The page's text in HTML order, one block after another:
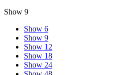
Show 9
Show 6
Show 9
Show 12
Show 18
Show 24